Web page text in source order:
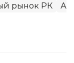
рынок РК